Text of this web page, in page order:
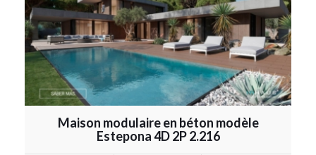
Maison modulaire en béton modèle
Estepona 4D 2P 2.216